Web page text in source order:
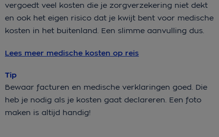
vergoedt veel kosten die je zorgverzekering niet dekt
en ook het eigen risico dat je kwijt bent voor medische
kosten in het buitenland. Een slimme aanvulling dus.
Lees meer medische kosten op reis
Tip
Bewaar facturen en medische verklaringen goed. Die
heb je nodig als je kosten gaat declareren. Een foto
maken is altijd handig!